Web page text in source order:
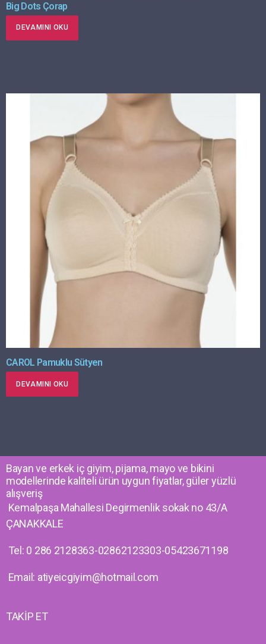
Big Dots Çorap
DEVAMINI OKU
CAROL Pamuklu Sütyen
DEVAMINI OKU
Bayan ve erkek iç giyim, pijama, mayo ve bikini
modellerinde kaliteli ürün uygun fiyatlar, güler yüzlü
alışveriş
Kemalpaşa Mahallesi Degirmenlik sokak no 43/A
ÇANAKKALE
Tel: 0 286 2128363-02862123303-05423671198
Email: atiyeicgiyim@hotmail.com
TAKİP ET